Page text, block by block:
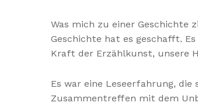
Was mich zu einer Geschichte
Geschichte hat es geschafft.
Kraft der Erzählkunst, unsere
Es war eine Leseerfahrung,
Zusammentreffen mit dem